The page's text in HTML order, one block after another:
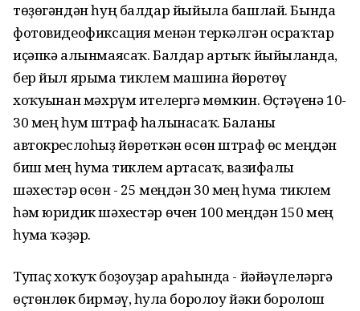
төҙөгәндән һуң балдар йыйыла башлай. Бында
фотовидеофиксация менән теркәлгән осраҡтар
иҫәпкә алынмаясаҡ. Балдар артыҡ йыйылғанда,
бер йыл ярымға тиклем машина йөрөтөү
хоҡуғынан мәхрүм ителергә мөмкин. Өҫтәүенә 10-
30 мең һум штраф һалынасаҡ. Баланы
автокреслоһыҙ йөрөткән өсөн штраф өс меңдән
биш мең һумға тиклем артасаҡ, вазифалы
шәхестәр өсөн - 25 меңдән 30 мең һумға тиклем
һәм юридик шәхестәр өчен 100 меңдән 150 мең
һумға ҡәҙәр.
Тупаҫ хоҡуҡ боҙоуҙар араһында - йәйәүлеләргә
өҫтөнлөк бирмәү, һулға боролоу йәки боролош